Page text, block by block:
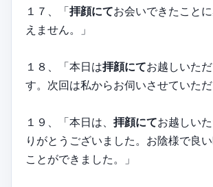
１７、「拝顔にてお会いできたこと
えません。」
１８、「本日は拝顔にてお越しいた
す。次回は私からお伺いさせていただ
１９、「本日は、 拝顔にてお越しい
りがとうございました。お陰様で良
ことができました。」